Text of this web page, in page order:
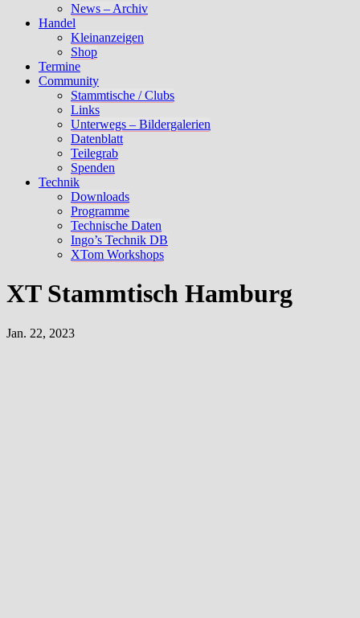
News – Archiv
Handel
Kleinanzeigen
Shop
Termine
Community
Stammtische / Clubs
Links
Unterwegs – Bildergalerien
Datenblatt
Teilegrab
Spenden
Technik
Downloads
Programme
Technische Daten
Ingo’s Technik DB
XTom Workshops
XT Stammtisch Hamburg
Jan. 22, 2023